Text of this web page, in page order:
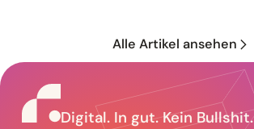
Alle Artikel ansehen
reinorange –
Digital. In gut. Kein Bullshit.